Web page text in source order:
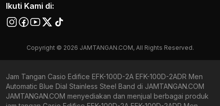
Ikuti Kami di:
Copyright © 2026 JAMTANGAN.COM, All Rights Reserved.
Jam Tangan Casio Edifice EFK-100D-2A EFK-100D-2ADR Men
Automatic Blue Dial Stainless Steel Band di JAMTANGAN.COM
JAMTANGAN.COM menyediakan dan menjual berbagai produk